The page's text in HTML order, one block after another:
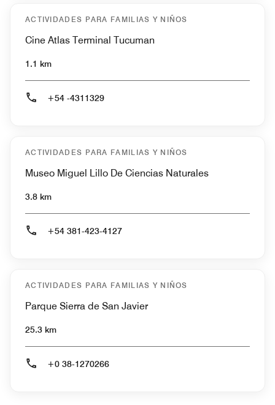
ACTIVIDADES PARA FAMILIAS Y NIÑOS
Cine Atlas Terminal Tucuman
1.1 km
+54 -4311329
ACTIVIDADES PARA FAMILIAS Y NIÑOS
Museo Miguel Lillo De Ciencias Naturales
3.8 km
+54 381-423-4127
ACTIVIDADES PARA FAMILIAS Y NIÑOS
Parque Sierra de San Javier
25.3 km
+0 38-1270266